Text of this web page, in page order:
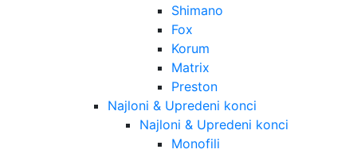
Shimano
Fox
Korum
Matrix
Preston
Najloni & Upredeni konci
Najloni & Upredeni konci
Monofili